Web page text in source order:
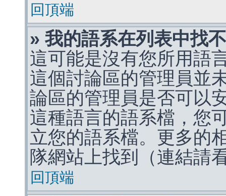
回頂端
» 我的語系在列表中找
這可能是沒有您所用語
這個討論區的管理員並
論區的管理員是否可以
這種語言的語系檔，您
立您的語系檔。更多的
隊網站上找到（連結請
回頂端